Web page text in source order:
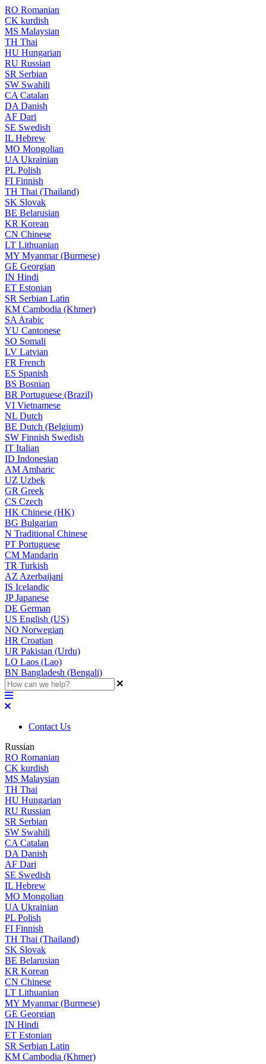
RO Romanian
CK kurdish
MS Malaysian
TH Thai
HU Hungarian
RU Russian
SR Serbian
SW Swahili
CA Catalan
DA Danish
AF Dari
SE Swedish
IL Hebrew
MO Mongolian
UA Ukrainian
PL Polish
FI Finnish
TH Thai (Thailand)
SK Slovak
BE Belarusian
KR Korean
CN Chinese
LT Lithuanian
MY Myanmar (Burmese)
GE Georgian
IN Hindi
ET Estonian
SR Serbian Latin
KM Cambodia (Khmer)
SA Arabic
YU Cantonese
SO Somali
LV Latvian
FR French
ES Spanish
BS Bosnian
BR Portuguese (Brazil)
VI Vietnamese
NL Dutch
BE Dutch (Belgium)
SW Finnish Swedish
IT Italian
ID Indonesian
AM Amharic
UZ Uzbek
GR Greek
CS Czech
HK Chinese (HK)
BG Bulgarian
N Traditional Chinese
PT Portuguese
CM Mandarin
TR Turkish
AZ Azerbaijani
IS Icelandic
JPJapanese
DE German
US English (US)
NO Norwegian
HR Croatian
UR Pakistan (Urdu)
LO Laos (Lao)
BN Bangladesh (Bengali)
Contact Us
Russian
RO Romanian
CK kurdish
MS Malaysian
TH Thai
HU Hungarian
RU Russian
SR Serbian
SW Swahili
CA Catalan
DA Danish
AF Dari
SE Swedish
IL Hebrew
MO Mongolian
UA Ukrainian
PL Polish
FI Finnish
TH Thai (Thailand)
SK Slovak
BE Belarusian
KR Korean
CN Chinese
LT Lithuanian
MY Myanmar (Burmese)
GE Georgian
IN Hindi
ET Estonian
SR Serbian Latin
KM Cambodia (Khmer)